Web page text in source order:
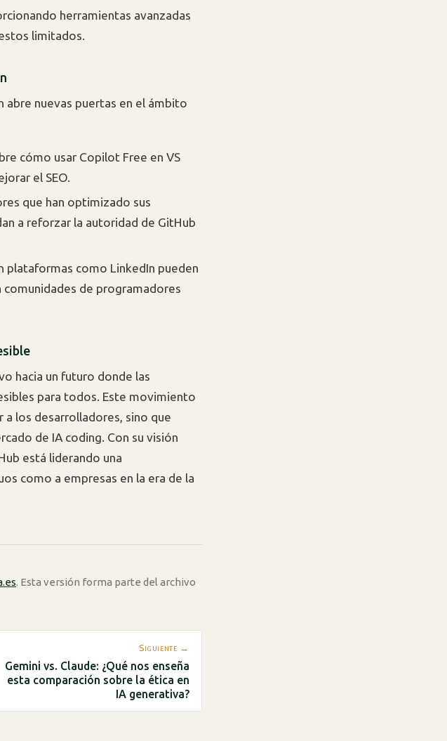
herramientas avanzadas
limitados.
abre nuevas puertas en el ámbito
cómo usar Copilot Free en VS
el SEO.
que han optimizado sus
a reforzar la autoridad de GitHub
plataformas como LinkedIn pueden
de programadores
hacia un futuro donde las
para todos. Este movimiento
los desarrolladores, sino que
de IA coding. Con su visión
está liderando una
como a empresas en la era de la
. Esta versión forma parte del archivo
Siguiente →
Gemini vs. Claude: ¿Qué nos enseña
esta comparación sobre la ética en
IA generativa?